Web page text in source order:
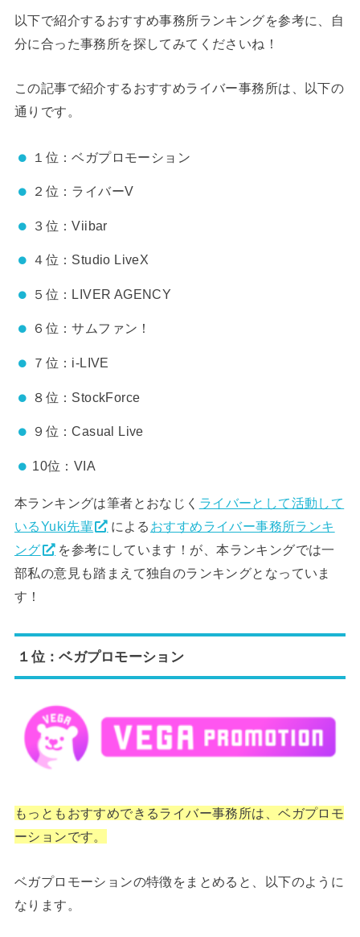
以下で紹介するおすすめ事務所ランキングを参考に、自
分に合った事務所を探してみてくださいね！
この記事で紹介するおすすめライバー事務所は、以下の
通りです。
１位：ベガプロモーション
２位：ライバーV
３位：Viibar
４位：Studio LiveX
５位：LIVER AGENCY
６位：サムファン！
７位：i-LIVE
８位：StockForce
９位：Casual Live
10位：VIA
本ランキングは筆者とおなじく ライバーとして活動して
いるYuki先輩
による おすすめライバー事務所ランキ
ング
を参考にしています！が、本ランキングでは一
部私の意見も踏まえて独自のランキングとなっていま
す！
１位：ベガプロモーション
もっともおすすめできるライバー事務所は、ベガプロモ
ーションです。
ベガプロモーションの特徴をまとめると、以下のように
なります。